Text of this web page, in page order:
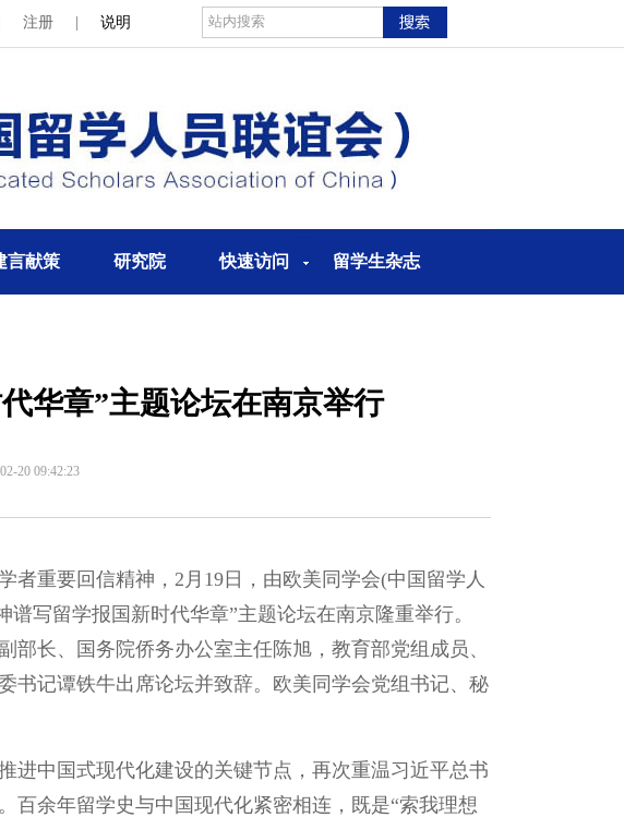
注册 说明
言献策 研究院 快速访问 留学生杂志
华章”主题论坛在南京举行
20 09:42:23
重要回信精神，2月19日，由欧美同学会(中国留学人
写留学报国新时代华章”主题论坛在南京隆重举行。
长、国务院侨务办公室主任陈旭，教育部党组成员、
书记谭铁牛出席论坛并致辞。欧美同学会党组书记、秘
进中国式现代化建设的关键节点，再次重温习近平总书
百余年留学史与中国现代化紧密相连，既是“索我理想